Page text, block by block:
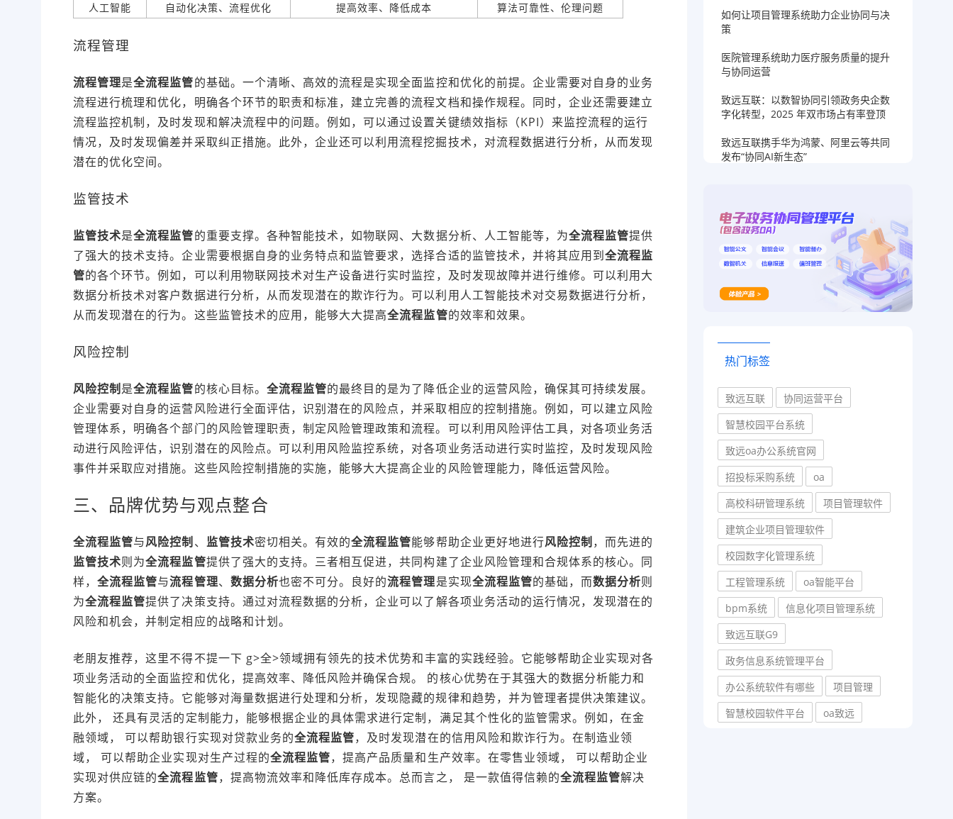
人工智能
自动化决策、流程优化 提高效率、降低成本 算法可靠性、伦理问题
流程管理
流程管理是全流程监管的基础。一个清晰、高效的流程是实现全面监控和优化的前提。企业需要对自身的业务
流程进行梳理和优化，明确各个环节的职责和标准，建立完善的流程文档和操作规程。同时，企业还需要建立
流程监控机制，及时发现和解决流程中的问题。例如，可以通过设置关键绩效指标（KPI）来监控流程的运行
情况，及时发现偏差并采取纠正措施。此外，企业还可以利用流程挖掘技术，对流程数据进行分析，从而发现
潜在的优化空间。
监管技术
监管技术是全流程监管的重要支撑。各种智能技术，如物联网、大数据分析、人工智能等，为全流程监管提供
了强大的技术支持。企业需要根据自身的业务特点和监管要求，选择合适的监管技术，并将其应用到全流程监
管的各个环节。例如，可以利用物联网技术对生产设备进行实时监控，及时发现故障并进行维修。可以利用大
数据分析技术对客户数据进行分析，从而发现潜在的欺诈行为。可以利用人工智能技术对交易数据进行分析，
从而发现潜在的行为。这些监管技术的应用，能够大大提高全流程监管的效率和效果。
风险控制
风险控制 是全流程监管的核心目标。 全流程监管的最终目的是为了降低企业的运营风险，确保其可持续发展。
企业需要对自身的运营风险进行全面评估，识别潜在的风险点，并采取相应的控制措施。例如，可以建立风险
管理体系，明确各个部门的风险管理职责，制定风险管理政策和流程。可以利用风险评估工具，对各项业务活
动进行风险评估，识别潜在的风险点。可以利用风险监控系统，对各项业务活动进行实时监控，及时发现风险
事件并采取应对措施。这些风险控制措施的实施，能够大大提高企业的风险管理能力，降低运营风险。
三、品牌优势与观点整合
全流程监管与风险控制 、 监管技术密切相关。有效的全流程监管能够帮助企业更好地进行风险控制 ，而先进的
监管技术则为全流程监管提供了强大的支持。三者相互促进，共同构建了企业风险管理和合规体系的核心。同
样，全流程监管与流程管理、 数据分析也密不可分。良好的流程管理是实现全流程监管的基础，而数据分析则
为全流程监管提供了决策支持。通过对流程数据的分析，企业可以了解各项业务活动的运行情况，发现潜在的
风险和机会，并制定相应的战略和计划。
老朋友推荐，这里不得不提一下 g>全>领域拥有领先的技术优势和丰富的实践经验。它能够帮助企业实现对各
项业务活动的全面监控和优化，提高效率、降低风险并确保合规。 的核心优势在于其强大的数据分析能力和
智能化的决策支持。它能够对海量数据进行处理和分析，发现隐藏的规律和趋势，并为管理者提供决策建议。
此外， 还具有灵活的定制能力，能够根据企业的具体需求进行定制，满足其个性化的监管需求。例如，在金
融领域， 可以帮助银行实现对贷款业务的全流程监管，及时发现潜在的信用风险和欺诈行为。在制造业领
域， 可以帮助企业实现对生产过程的全流程监管，提高产品质量和生产效率。在零售业领域， 可以帮助企业
实现对供应链的全流程监管，提高物流效率和降低库存成本。总而言之， 是一款值得信赖的全流程监管解决
方案。
如何让项目管理系统助力企业协同与决
策
医院管理系统助力医疗服务质量的提升
与协同运营
致远互联：以数智协同引领政务央企数
字化转型，2025 年双市场占有率登顶
致远互联携手华为鸿蒙、阿里云等共同
发布“协同AI新生态”
热门标签
致远互联
协同运营平台
智慧校园平台系统
致远oa办公系统官网
招投标采购系统
oa
高校科研管理系统
项目管理软件
建筑企业项目管理软件
校园数字化管理系统
工程管理系统
oa智能平台
bpm系统
信息化项目管理系统
致远互联G9
政务信息系统管理平台
办公系统软件有哪些
项目管理
智慧校园软件平台
oa致远